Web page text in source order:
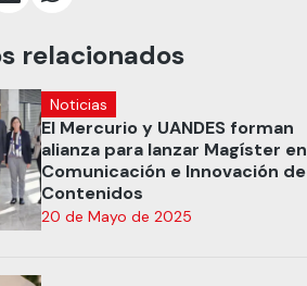
relacionados
Noticias
El Mercurio y UANDES forman
alianza para lanzar Magíster en
Comunicación e Innovación de
Contenidos
20 de Mayo de 2025